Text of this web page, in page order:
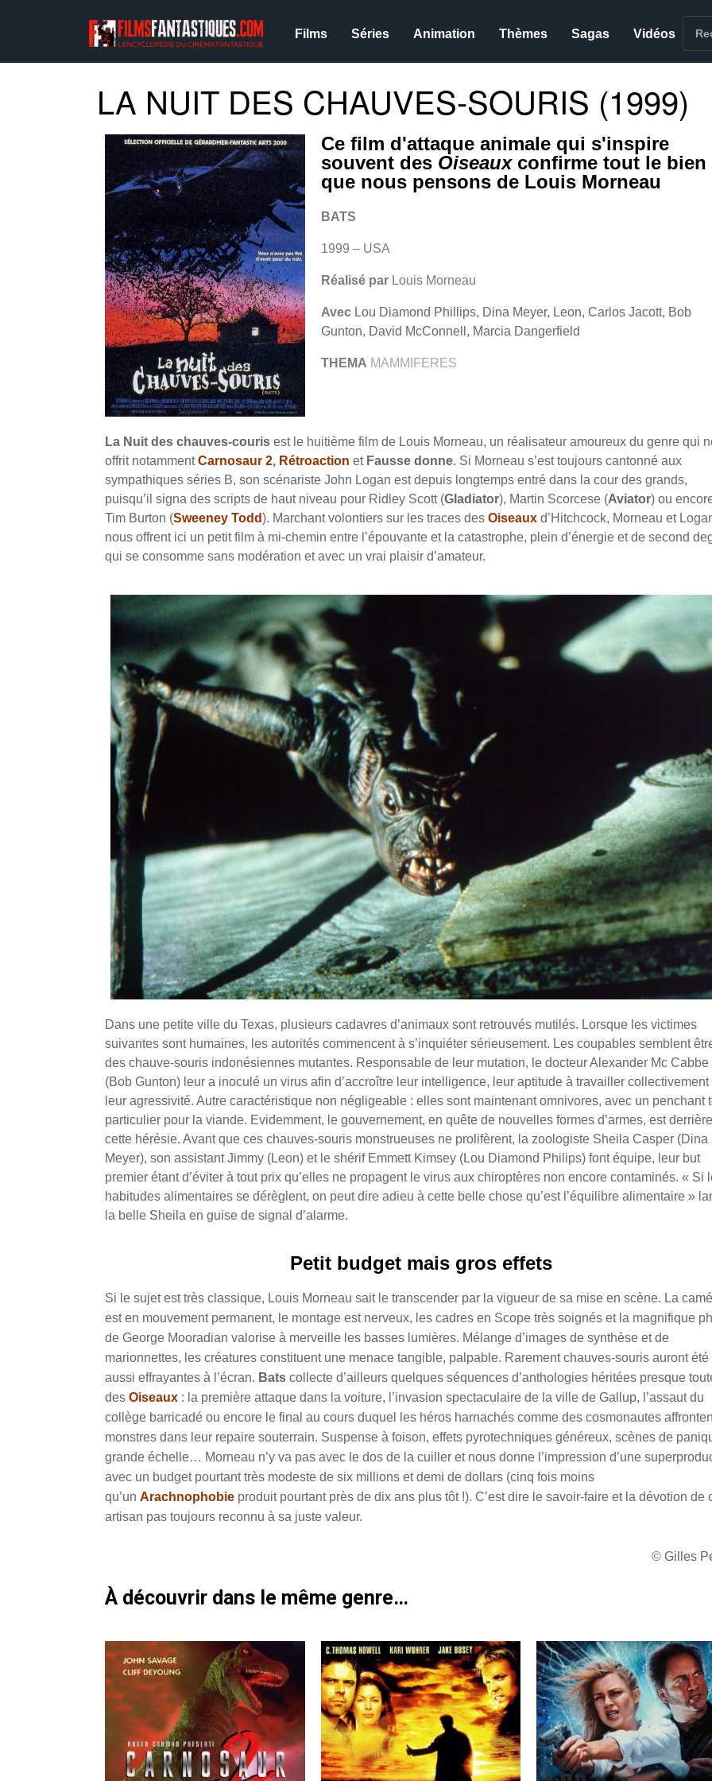
Films Séries Animation Thèmes Sagas Vidéos
LA NUIT DES CHAUVES-SOURIS (1999)
Ce film d'attaque animale qui s'inspire
souvent des Oiseauxconfirme tout le bien
que nous pensons de Louis Morneau
BATS
1999 – USA
Réalisé par Louis Morneau
Avec Lou Diamond Phillips, Dina Meyer, Leon, Carlos Jacott, Bob
Gunton, David McConnell, Marcia Dangerfield
THEMA MAMMIFERES
La Nuit des chauves-couris est le huitième film de Louis Morneau, un réalisateur amoureux du genre qui
offrit notammentCarnosaur 2, Rétroaction et Fausse donne. Si Morneau s’est toujours cantonné aux
sympathiques séries B, son scénariste John Logan est depuis longtemps entré dans la cour des grands,
puisqu’il signa des scripts de haut niveau pour Ridley Scott (Gladiator), Martin Scorcese (Aviator) ou
Tim Burton (Sweeney Todd). Marchant volontiers sur les traces des Oiseaux d’Hitchcock, Morneau et
nous offrent ici un petit film à mi-chemin entre l’épouvante et la catastrophe, plein d’énergie et de second
qui se consomme sans modération et avec un vrai plaisir d’amateur.
Dans une petite ville du Texas, plusieurs cadavres d’animaux sont retrouvés mutilés. Lorsque les victimes
suivantes sont humaines, les autorités commencent à s’inquiéter sérieusement. Les coupables semblent
des chauve-souris indonésiennes mutantes. Responsable de leur mutation, le docteur Alexander Mc Cabbe
(Bob Gunton) leur a inoculé un virus afin d’accroître leur intelligence, leur aptitude à travailler collectivement
leur agressivité. Autre caractéristique non négligeable : elles sont maintenant omnivores, avec un penchant
particulier pour la viande. Evidemment, le gouvernement, en quête de nouvelles formes d’armes, est derrière
cette hérésie. Avant que ces chauves-souris monstrueuses ne prolifèrent, la zoologiste Sheila Casper (Dina
Meyer), son assistant Jimmy (Leon) et le shérif Emmett Kimsey (Lou Diamond Philips) font équipe, leur but
premier étant d’éviter à tout prix qu’elles ne propagent le virus aux chiroptères non encore contaminés. « Si
habitudes alimentaires se dérèglent, on peut dire adieu à cette belle chose qu’est l’équilibre alimentaire »
la belle Sheila en guise de signal d’alarme.
Petit budget mais gros effets
Si le sujet est très classique, Louis Morneau sait le transcender par la vigueur de sa mise en scène. La
est en mouvement permanent, le montage est nerveux, les cadres en Scope très soignés et la magnifique
de George Mooradian valorise à merveille les basses lumières. Mélange d’images de synthèse et de
marionnettes, les créatures constituent une menace tangible, palpable. Rarement chauves-souris auront été
aussi effrayantes à l’écran. Bats collecte d’ailleurs quelques séquences d’anthologies héritées presque
des Oiseaux : la première attaque dans la voiture, l’invasion spectaculaire de la ville de Gallup, l’assaut du
collège barricadé ou encore le final au cours duquel les héros harnachés comme des cosmonautes
monstres dans leur repaire souterrain. Suspense à foison, effets pyrotechniques généreux, scènes de
grande échelle… Morneau n’y va pas avec le dos de la cuiller et nous donne l’impression d’une
avec un budget pourtant très modeste de six millions et demi de dollars (cinq fois moins
qu’un Arachnophobie produit pourtant près de dix ans plus tôt !). C’est dire le savoir-faire et la dévotion de
artisan pas toujours reconnu à sa juste valeur.
© Gilles
À découvrir dans le même genre…